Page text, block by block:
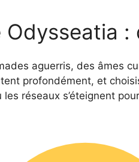
Odysseatia
aguerris, des âmes
profondément, et
réseaux s’éteignent